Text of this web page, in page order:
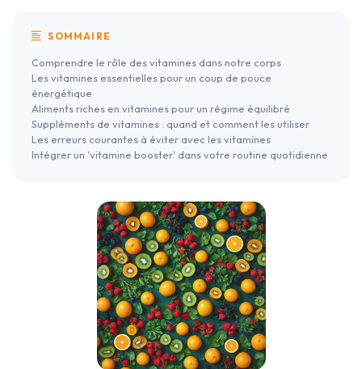
SOMMAIRE
Comprendre le rôle des vitamines dans notre corps
Les vitamines essentielles pour un coup de pouce
énergétique
Aliments riches en vitamines pour un régime équilibré
Suppléments de vitamines : quand et comment les utiliser
Les erreurs courantes à éviter avec les vitamines
Intégrer un 'vitamine booster' dans votre routine quotidienne